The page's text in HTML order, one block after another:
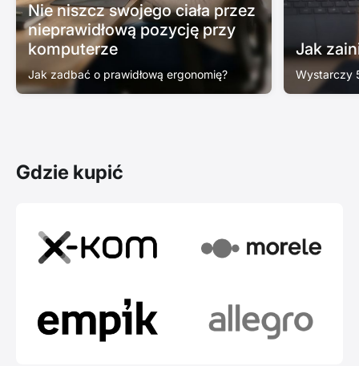
Nie niszcz swojego ciała przez
nieprawidłową pozycję przy
komputerze
Jak zadbać o prawidłową ergonomię?
Jak
Wystarczy
Gdzie kupić